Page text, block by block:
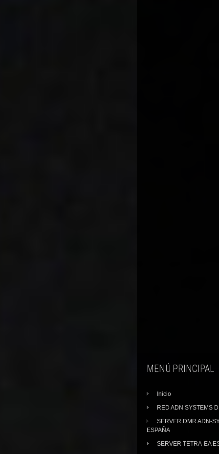
MENÚ PRINCIPAL
Inicio
RED ADN SYSTEMS
SERVER DMR ADN-
ESPAÑA
SERVER TETRA-EA